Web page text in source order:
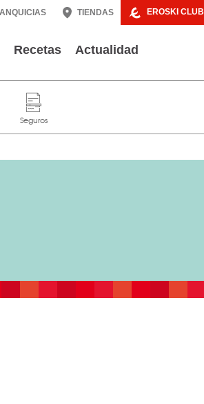
EROSKI CLUB
TIENDAS
Recetas Actualidad